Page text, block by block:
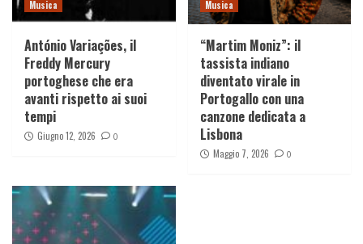
Musica
António Variações, il
Freddy Mercury
portoghese che era
avanti rispetto ai suoi
tempi
Giugno 12, 2026 0
Musica
“Martim Moniz”: il
tassista indiano
diventato virale in
Portogallo con una
canzone dedicata a
Lisbona
Maggio 7, 2026 0